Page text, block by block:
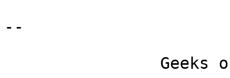
--